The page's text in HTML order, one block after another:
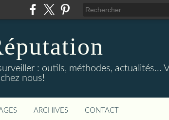
: outils, méthodes, actualités...
nous!
ARCHIVES CONTACT